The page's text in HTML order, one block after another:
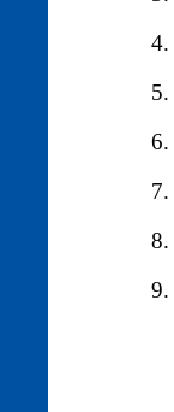
4.
5.
6.
7.
8.
9.